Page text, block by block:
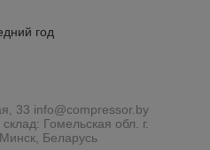
год
33 info@compressor.by
Гомельская обл. г.
Беларусь